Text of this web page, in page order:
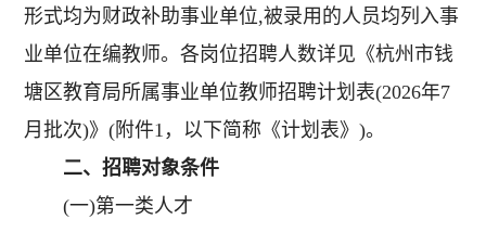
形式均为财政补助事业单位,被录用的人员均列入事
业单位在编教师。各岗位招聘人数详见《杭州市钱
塘区教育局所属事业单位教师招聘计划表(2026年7
月批次)》(附件1，以下简称《计划表》)。
二、招聘对象条件
(一)第一类人才